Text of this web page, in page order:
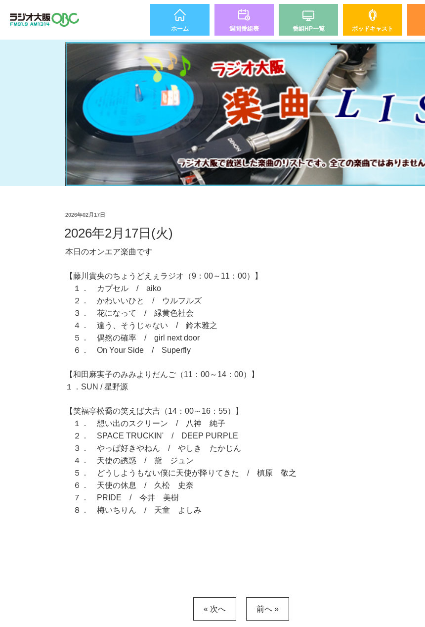
ホーム 週間番組表 番組HP一覧 ポッドキャスト
2026年02月17日
2026年2月17日(火)
本日のオンエア楽曲です
【藤川貴央のちょうどえぇラジオ（9：00～11：00）】
１． カプセル / aiko
２． かわいいひと / ウルフルズ
３． 花になって / 緑黄色社会
４． 違う、そうじゃない / 鈴木雅之
５． 偶然の確率 / girl next door
６． On Your Side / Superfly
【和田麻実子のみみよりだんご（11：00～14：00）】
１．SUN / 星野源
【笑福亭松喬の笑えば大吉（14：00～16：55）】
１． 想い出のスクリーン / 八神 純子
２． SPACE TRUCKIN' / DEEP PURPLE
３． やっぱ好きやねん / やしき たかじん
４． 天使の誘惑 / 黛 ジュン
５． どうしようもない僕に天使が降りてきた / 槙原 敬之
６． 天使の休息 / 久松 史奈
７． PRIDE / 今井 美樹
８． 梅いちりん / 天童 よしみ
« 次へ 前へ »